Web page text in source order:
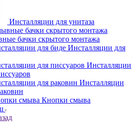
Инсталляции для унитаза
бачки скрытого монтажа
Инсталляции для
Инсталляции
Инсталляции
Кнопки смыва